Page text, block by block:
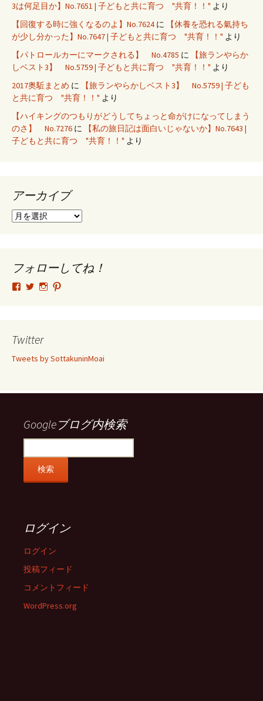
3は何足目か】No.7651 | 子どもと共に育つ "共育！！" より
【回復する時に強くなるのよ】No.7624に
【休養を恐れる氣持ち
が少し分かった】No.7647 | 子どもと共に育つ "共育！！" より
【パトロールカーにマークされる】 No.4785 に
【旅ランやらか
しベスト3】 No.5759 | 子どもと共に育つ "共育！！" より
2017奥駈まとめ に
【旅ランやらかしベスト3】 No.5759 | 子ども
と共に育つ "共育！！" より
【ハイキングのつもりがどうしてちょっと命がけになってしまう
のさ】 No.7276 に
【私の旅日記は面白いじゃないか】No.7643 |
子どもと共に育つ "共育！！" より
アーカイブ
ア
ブ
フォローしてね！
tsutomu.hattori.33
フ
ー
SottakuninMoai
フ
ー
tsutomu.hattori.33
ー
示
ー
示
Twitter
Tweets by SottakuninMoai
Googleブログ内検索
ログイン
ログイン
投稿フィード
コメントフィード
WordPress.org